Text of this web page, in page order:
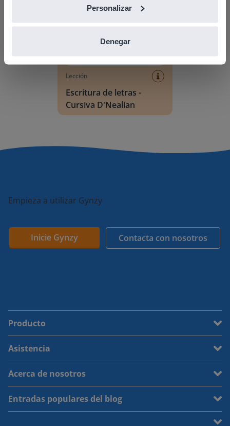
Personalizar
Denegar
Lección
Escritura de letras -
Cursiva D'Nealian
Empieza a utilizar Gynzy
Inicie Gynzy Contacta con nosotros
Producto
Asistencia
Acerca de nosotros
Entradas populares del blog